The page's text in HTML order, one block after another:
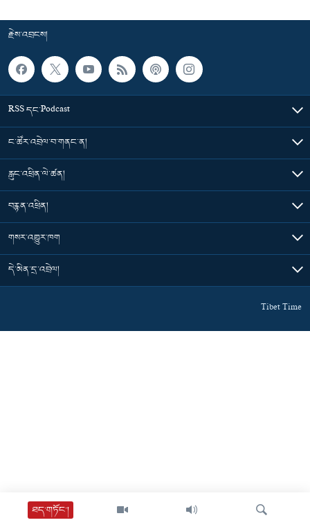
ཐད་གཏོང་།
རྗེས་འབྲངས།
RSS དང་Podcast
ང་ཚོར་འབྲེལ་བ་གནང་ན།
རླུང་འཕྲིན་ལེ་ཚན།
བརྙན་འཕྲིན།
གསར་འགྱུར་ཁག
དེ་མིན་དྲ་འབྲེལ།
Tibet Time